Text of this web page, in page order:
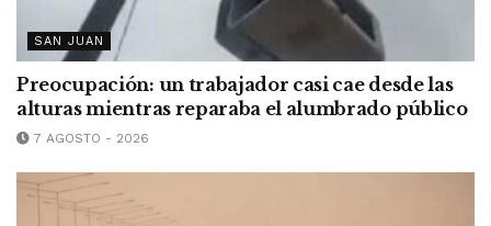
SAN JUAN
Preocupación: un trabajador casi cae desde las
alturas mientras reparaba el alumbrado público
7 AGOSTO - 2026